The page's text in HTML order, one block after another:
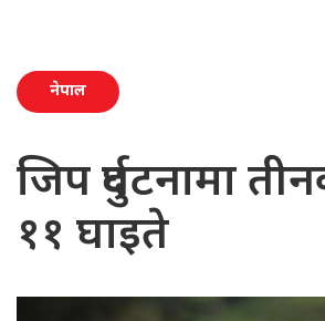
नेपाल
जिप दुर्घटनामा
११ घाइते